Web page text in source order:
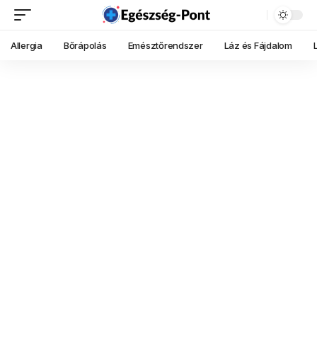
Allergia Bőrápolás Emésztőrendszer Láz és Fájdalom